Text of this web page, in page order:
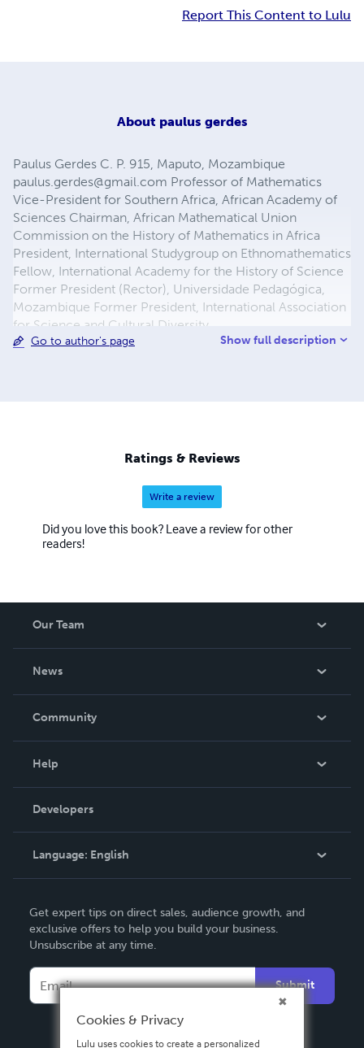
Report This Content to Lulu
About paulus gerdes
Paulus Gerdes C. P. 915, Maputo, Mozambique
paulus.gerdes@gmail.com Professor of Mathematics
Vice-President for Southern Africa, African Academy of
Sciences Chairman, African Mathematical Union
Commission on the History of Mathematics in Africa
President, International Studygroup on Ethnomathematics
Fellow, International Academy for the History of Science
Former President (Rector), Universidade Pedagógica,
Mozambique Former President, International Association
for Science and Cultural Diversity
Go to author's page Show full description
Ratings & Reviews
Write a review
Did you love this book? Leave a review for other
readers!
Our Team
News
In The News
Community
Podcast
Help
Order Lookup
Knowledge Base
Contact Support
Developers
Language: English
Deutsch
Français
Español
Get expert tips on direct sales, audience growth, and
exclusive offers to help you build your business.
Unsubscribe at any time.
Submit
Cookies & Privacy
Lulu uses cookies to create a personalized